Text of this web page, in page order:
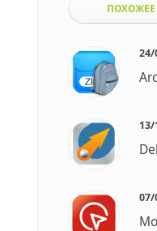
ПОХОЖЕЕ
24/
13/
07/